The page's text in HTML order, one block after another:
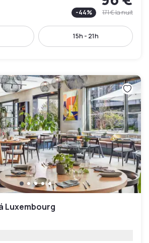
-44% 171 €la nuit
15h - 21h
Luxembourg